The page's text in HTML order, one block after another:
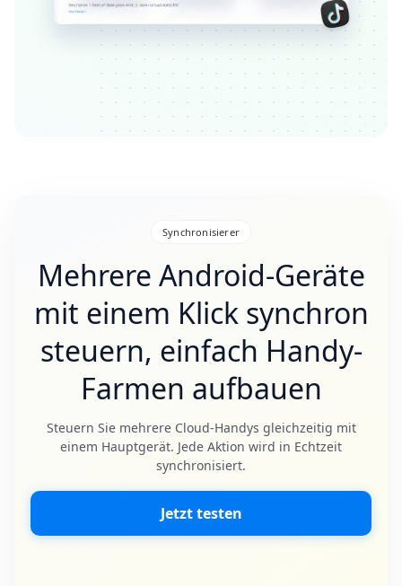
Synchronisierer
Mehrere Android-Geräte
mit einem Klick synchron
steuern, einfach Handy-
Farmen aufbauen
Steuern Sie mehrere Cloud-Handys gleichzeitig mit
einem Hauptgerät. Jede Aktion wird in Echtzeit
synchronisiert.
Jetzt testen